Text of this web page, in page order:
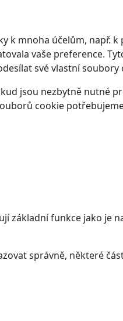
mnoha účelům, např.
vaše preference.
své vlastní
jsou nezbytně nutné
cookie
základní funkce jako je
správně, některé